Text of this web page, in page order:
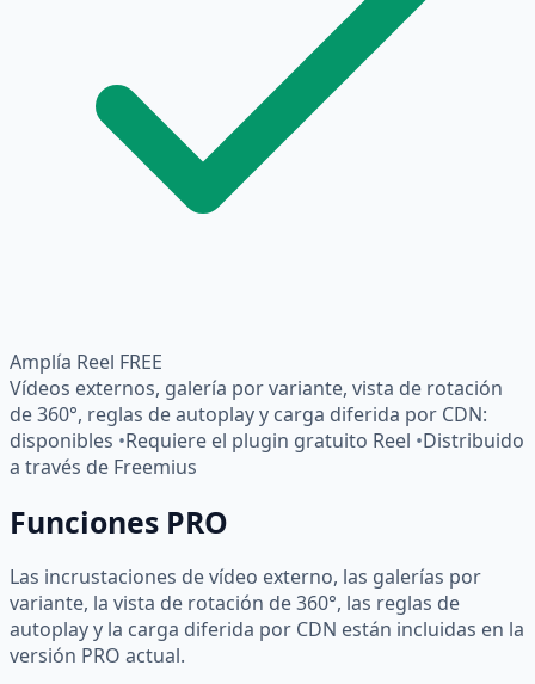
Amplía Reel FREE
Vídeos externos, galería por variante, vista de rotación
de 360°, reglas de autoplay y carga diferida por CDN:
disponibles •Requiere el plugin gratuito Reel •Distribuido
a través de Freemius
Funciones PRO
Las incrustaciones de vídeo externo, las galerías por
variante, la vista de rotación de 360°, las reglas de
autoplay y la carga diferida por CDN están incluidas en la
versión PRO actual.